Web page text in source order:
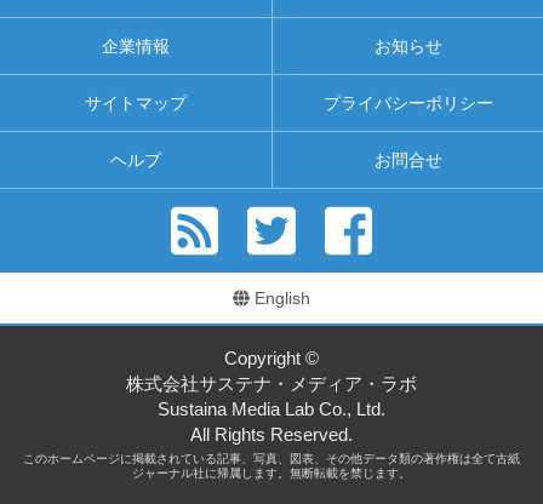
企業情報 お知らせ
サイトマップ プライバシーポリシー
ヘルプ お問合せ
English
Copyright ©
株式会社サステナ・メディア・ラボ
Sustaina Media Lab Co., Ltd.
All Rights Reserved.
このホームページに掲載されている記事、写真、図表、その他データ類の著作権は全て古紙
ジャーナル社に帰属します。無断転載を禁じます。